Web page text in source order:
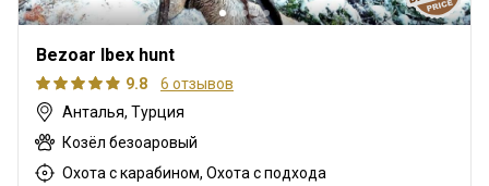
Bezoar Ibex hunt
9.8
6 отзывов
Анталья, Турция
Козёл безоаровый
Охота с карабином, Охота с подхода